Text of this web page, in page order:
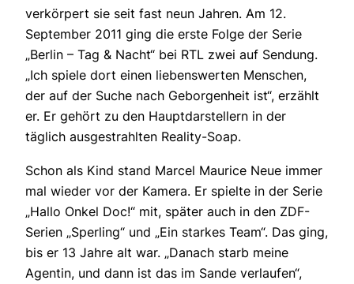
verkörpert sie seit fast neun Jahren. Am 12.
September 2011 ging die erste Folge der Serie
„Berlin – Tag & Nacht“ bei RTL zwei auf Sendung.
„Ich spiele dort einen liebenswerten Menschen,
der auf der Suche nach Geborgenheit ist“, erzählt
er. Er gehört zu den Hauptdarstellern in der
täglich ausgestrahlten Reality-Soap.
Schon als Kind stand Marcel Maurice Neue immer
mal wieder vor der Kamera. Er spielte in der Serie
„Hallo Onkel Doc!“ mit, später auch in den ZDF-
Serien „Sperling“ und „Ein starkes Team“. Das ging,
bis er 13 Jahre alt war. „Danach starb meine
Agentin, und dann ist das im Sande verlaufen“,